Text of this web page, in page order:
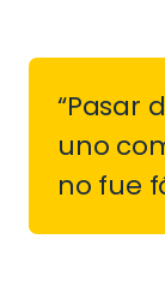
“Pasar
uno
no fue